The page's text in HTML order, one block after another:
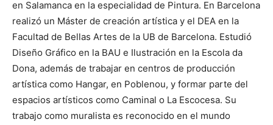
en Salamanca en la especialidad de Pintura. En Barcelona
realizó un Máster de creación artística y el DEA en la
Facultad de Bellas Artes de la UB de Barcelona. Estudió
Diseño Gráfico en la BAU e Ilustración en la Escola da
Dona, además de trabajar en centros de producción
artística como Hangar, en Poblenou, y formar parte del
espacios artísticos como Caminal o La Escocesa. Su
trabajo como muralista es reconocido en el mundo